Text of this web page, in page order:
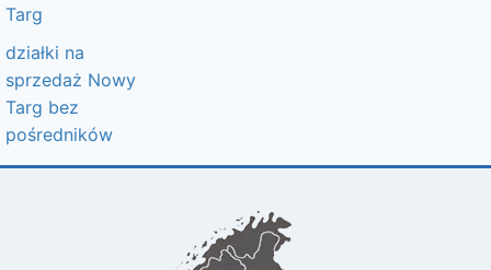
Targ
działki na
sprzedaż Nowy
Targ bez
pośredników